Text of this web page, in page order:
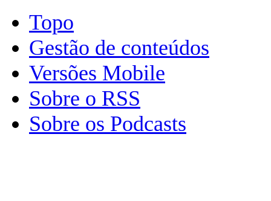
Topo
Gestão de conteúdos
Versões Mobile
Sobre o RSS
Sobre os Podcasts